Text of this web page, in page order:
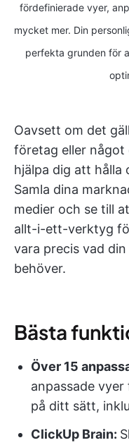
fördefinierade vyer,
mycket mer. Din
perfekta grunden för
Oavsett om det
företag eller något
hjälpa dig att hålla
Samla dina
medier och se till
allt-i-ett-verktyg
vara precis vad
behöver.
Bästa
Över 15
anpassade
på ditt sätt,
ClickUp Brain: